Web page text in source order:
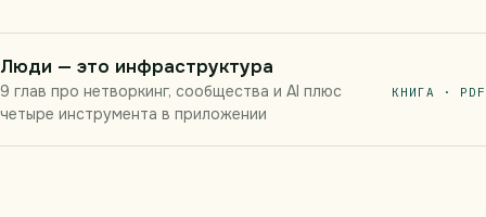
Люди — это инфраструктура
9 глав про нетворкинг, сообщества и AI плюс
четыре инструмента в приложении
КНИГА · PDF